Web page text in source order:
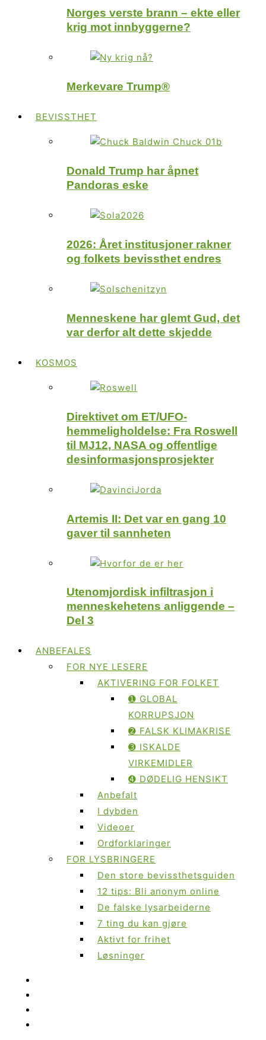
Norges verste brann – ekte eller
krig mot innbyggerne?
Merkevare Trump®
BEVISSTHET
Donald Trump har åpnet
Pandoras eske
2026: Året institusjoner rakner
og folkets bevissthet endres
Menneskene har glemt Gud, det
var derfor alt dette skjedde
KOSMOS
Direktivet om ET/UFO-
hemmeligholdelse: Fra Roswell
til MJ12, NASA og offentlige
desinformasjonsprosjekter
Artemis II: Det var en gang 10
gaver til sannheten
Utenomjordisk infiltrasjon i
menneskehetens anliggende –
Del 3
ANBEFALES
FOR NYE LESERE
AKTIVERING FOR FOLKET
➊ GLOBAL
KORRUPSJON
➋ FALSK KLIMAKRISE
➌ ISKALDE
VIRKEMIDLER
➍ DØDELIG HENSIKT
Anbefalt
I dybden
Videoer
Ordforklaringer
FOR LYSBRINGERE
Den store bevissthetsguiden
12 tips: Bli anonym online
De falske lysarbeiderne
7 ting du kan gjøre
Aktivt for frihet
Løsninger